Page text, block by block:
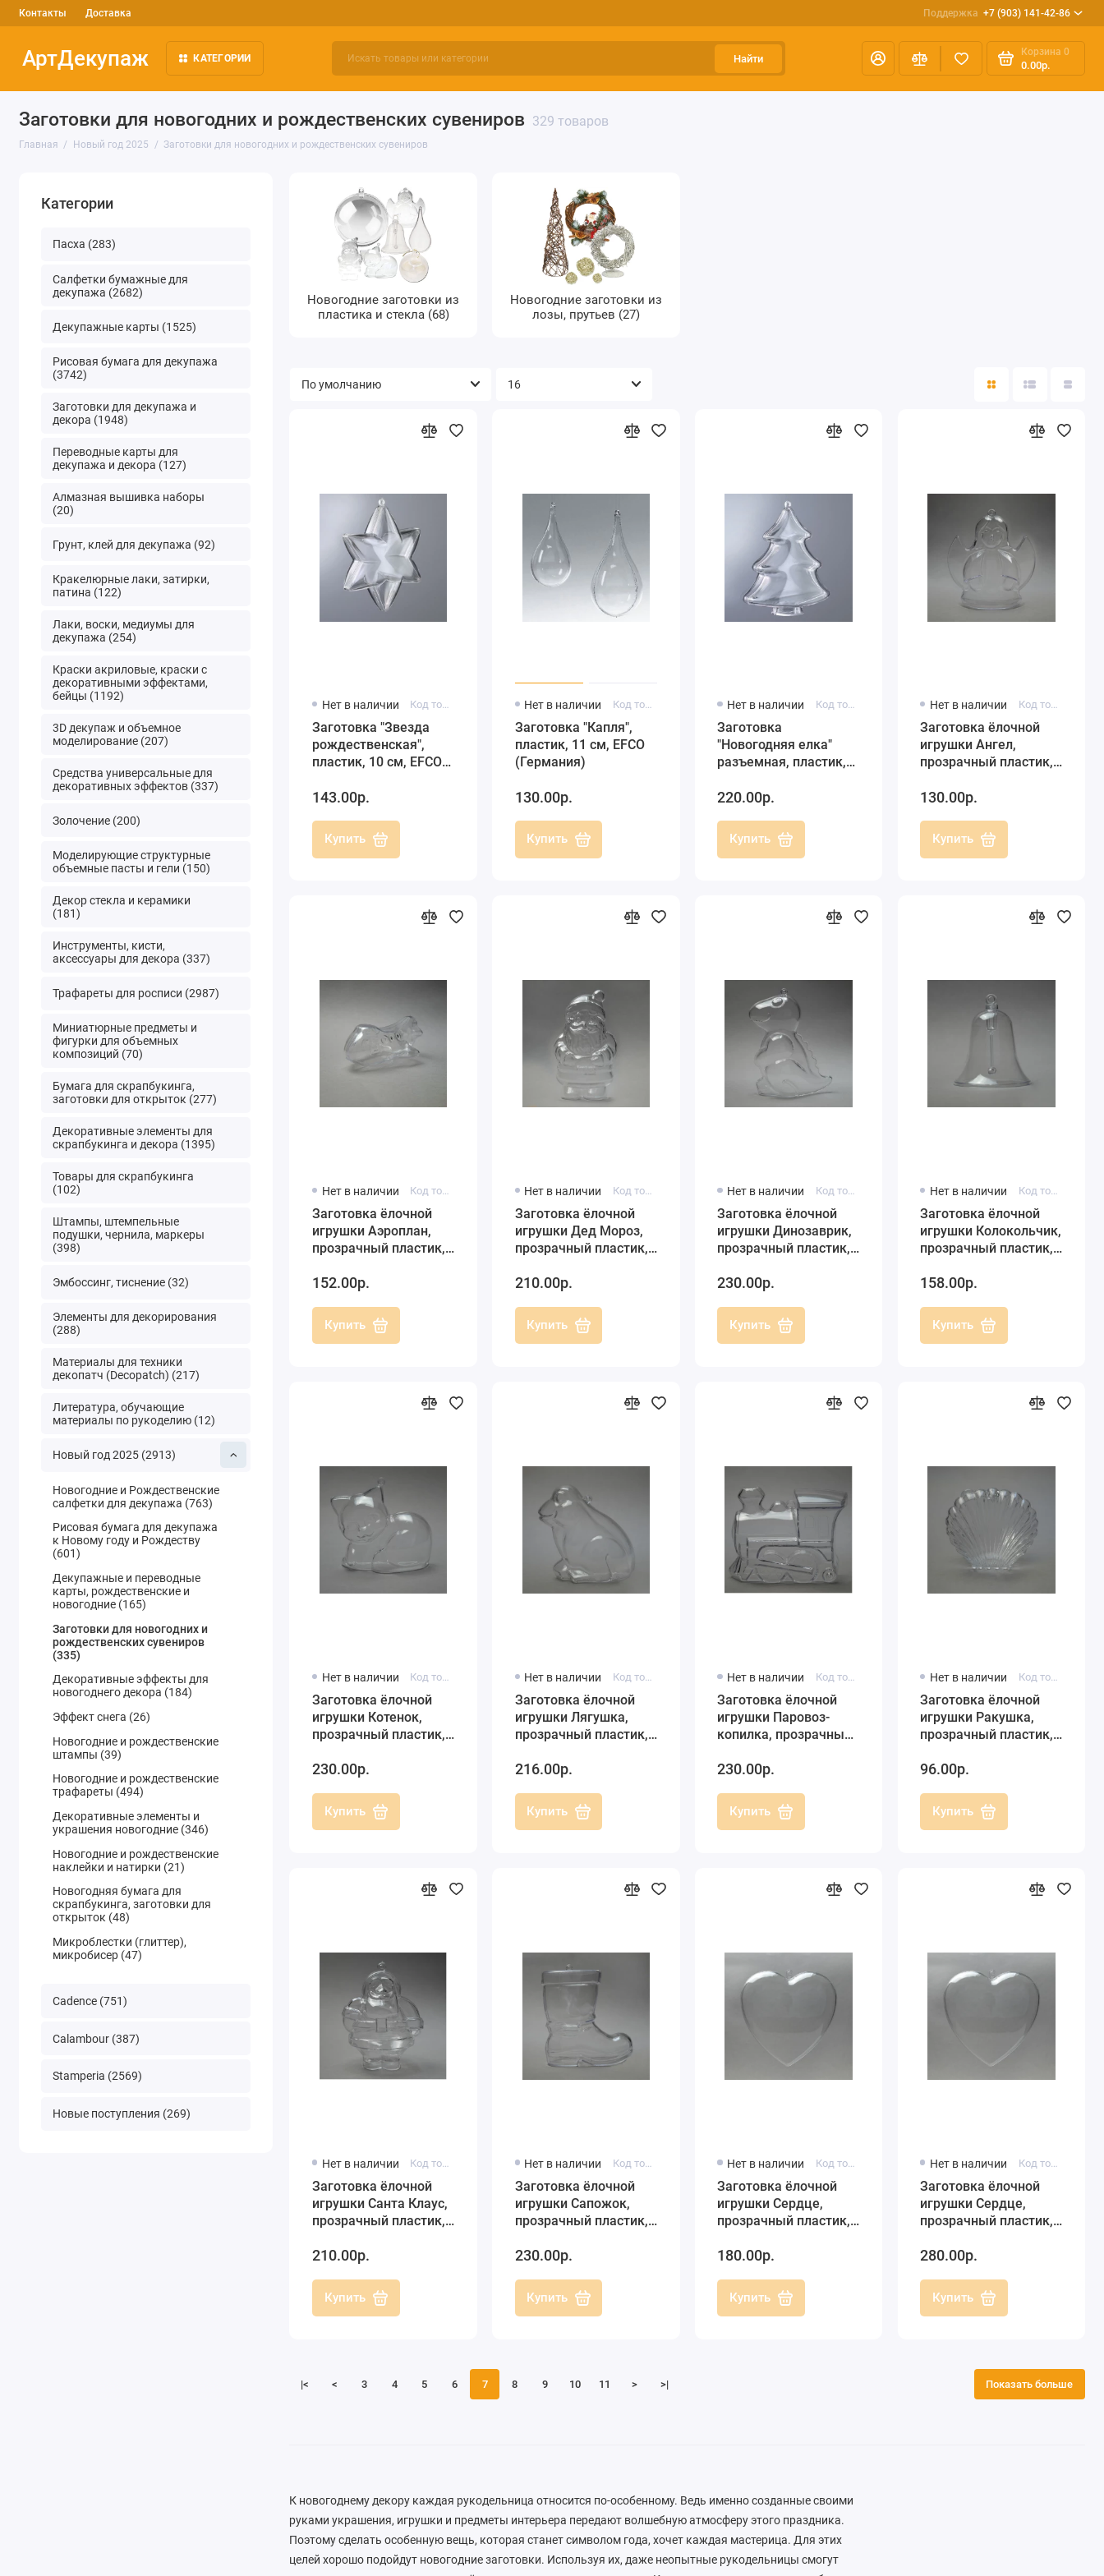
Контакты Доставка Поддержка +7 (903) 141-42-86
АртДекупаж КАТЕГОРИИ Найти
Корзина 0
0.00р.
Заготовки для новогодних и рождественских сувениров 329 товаров
Главная Новый год 2025 Заготовки для новогодних и рождественских сувениров
Категории
Пасха (283)
Салфетки бумажные для
декупажа (2682)
Декупажные карты (1525)
Рисовая бумага для декупажа
(3742)
Заготовки для декупажа и
декора (1948)
Переводные карты для
декупажа и декора (127)
Алмазная вышивка наборы
(20)
Грунт, клей для декупажа (92)
Кракелюрные лаки, затирки,
патина (122)
Лаки, воски, медиумы для
декупажа (254)
Краски акриловые, краски с
декоративными эффектами,
бейцы (1192)
3D декупаж и объемное
моделирование (207)
Средства универсальные для
декоративных эффектов (337)
Золочение (200)
Моделирующие структурные
объемные пасты и гели (150)
Декор стекла и керамики
(181)
Инструменты, кисти,
аксессуары для декора (337)
Трафареты для росписи (2987)
Миниатюрные предметы и
фигурки для объемных
композиций (70)
Бумага для скрапбукинга,
заготовки для открыток (277)
Декоративные элементы для
скрапбукинга и декора (1395)
Товары для скрапбукинга
(102)
Штампы, штемпельные
подушки, чернила, маркеры
(398)
Эмбоссинг, тиснение (32)
Элементы для декорирования
(288)
Материалы для техники
декопатч (Decopatch) (217)
Литература, обучающие
материалы по рукоделию (12)
Новый год 2025 (2913)
Новогодние и Рождественские
салфетки для декупажа (763)
Рисовая бумага для декупажа
к Новому году и Рождеству
(601)
Декупажные и переводные
карты, рождественские и
новогодние (165)
Заготовки для новогодних и
рождественских сувениров
(335)
Декоративные эффекты для
новогоднего декора (184)
Эффект снега (26)
Новогодние и рождественские
штампы (39)
Новогодние и рождественские
трафареты (494)
Декоративные элементы и
украшения новогодние (346)
Новогодние и рождественские
наклейки и натирки (21)
Новогодняя бумага для
скрапбукинга, заготовки для
открыток (48)
Микроблестки (глиттер),
микробисер (47)
Cadence (751)
Calambour (387)
Stamperia (2569)
Новые поступления (269)
Новогодние заготовки из
пластика и стекла (68)
Новогодние заготовки из
лозы, прутьев (27)
Нет в наличии Код товара: 2239701
Заготовка "Звезда
рождественская",
пластик, 10 см, EFCO
143.00р.
Купить
Нет в наличии Код товара: 2239911
Заготовка "Капля",
пластик, 11 см, EFCO
(Германия)
130.00р.
Купить
Нет в наличии Код товара: 2239703
Заготовка
"Новогодняя елка"
разъемная, пластик,
(Германия)
220.00р.
Купить
Нет в наличии Код товара: ENG100-00
Заготовка ёлочной
игрушки Ангел,
прозрачный пластик,
130.00р.
Купить
Нет в наличии Код товара: FLZ120-00
Заготовка ёлочной
игрушки Аэроплан,
прозрачный пластик,
(Германия)
152.00р.
Купить
Нет в наличии Код товара: NIK130-00
Заготовка ёлочной
игрушки Дед Мороз,
прозрачный пластик,
210.00р.
Купить
Нет в наличии Код товара: DIN120-00
Заготовка ёлочной
игрушки Динозаврик,
прозрачный пластик,
(Германия)
230.00р.
Купить
Нет в наличии Код товара: GLK070-00
Заготовка ёлочной
игрушки Колокольчик,
прозрачный пластик,
(Германия)
158.00р.
Купить
Нет в наличии Код товара: KAT100-00
Заготовка ёлочной
игрушки Котенок,
прозрачный пластик,
(Германия)
230.00р.
Купить
Нет в наличии Код товара: FRO090-00
Заготовка ёлочной
игрушки Лягушка,
прозрачный пластик,
(Германия)
216.00р.
Купить
Нет в наличии Код товара: LOK110-00
Заготовка ёлочной
игрушки Паровоз-
копилка, прозрачный
Schiller-plastic
230.00р.
Купить
Нет в наличии Код товара: MUS090-00
Заготовка ёлочной
игрушки Ракушка,
прозрачный пластик,
96.00р.
Купить
Нет в наличии Код товара: NIK100-00
Заготовка ёлочной
игрушки Санта Клаус,
прозрачный пластик,
(Германия)
210.00р.
Купить
Нет в наличии Код товара: STI100-00
Заготовка ёлочной
игрушки Сапожок,
прозрачный пластик,
230.00р.
Купить
Нет в наличии Код товара: HRZ100-00
Заготовка ёлочной
игрушки Сердце,
прозрачный пластик,
180.00р.
Купить
Нет в наличии Код товара: HRZ140-00
Заготовка ёлочной
игрушки Сердце,
прозрачный пластик,
280.00р.
Купить
|< < 3 4 5 6 7 8 9 10 11 > >| Показать больше
К новогоднему декору каждая рукодельница относится по-особенному. Ведь именно созданные своими
руками украшения, игрушки и предметы интерьера передают волшебную атмосферу этого праздника.
Поэтому сделать особенную вещь, которая станет символом года, хочет каждая мастерица. Для этих
целей хорошо подойдут новогодние заготовки. Используя их, даже неопытные рукодельницы смогут